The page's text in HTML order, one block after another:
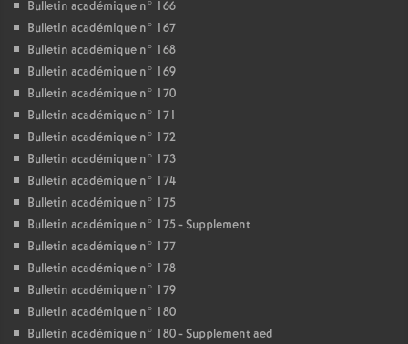
Bulletin académique n° 166
Bulletin académique n° 167
Bulletin académique n° 168
Bulletin académique n° 169
Bulletin académique n° 170
Bulletin académique n° 171
Bulletin académique n° 172
Bulletin académique n° 173
Bulletin académique n° 174
Bulletin académique n° 175
Bulletin académique n° 175 - Supplement
Bulletin académique n° 177
Bulletin académique n° 178
Bulletin académique n° 179
Bulletin académique n° 180
Bulletin académique n° 180 - Supplement aed